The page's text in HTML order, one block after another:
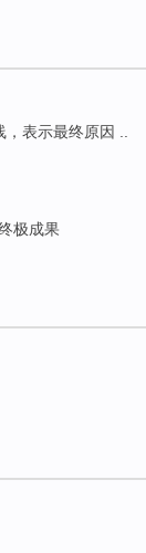
表示最终原因 ..
极成果